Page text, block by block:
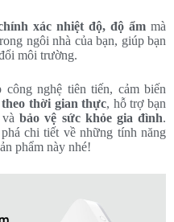
xác nhiệt độ, độ ẩm mà
ngôi nhà của bạn, giúp bạn
môi trường.
công nghệ tiên tiến, cảm biến
theo thời gian thực, hỗ trợ bạn
vàbảo vệ sức khỏe gia đình.
chi tiết về những tính năng
phẩm này nhé!